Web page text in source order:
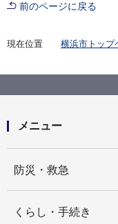
前のページに戻る
現在位置 横浜市トップ
政策経営・
【契約結果
促進ウェブサ
メニュー
防災・救急
くらし・手続き